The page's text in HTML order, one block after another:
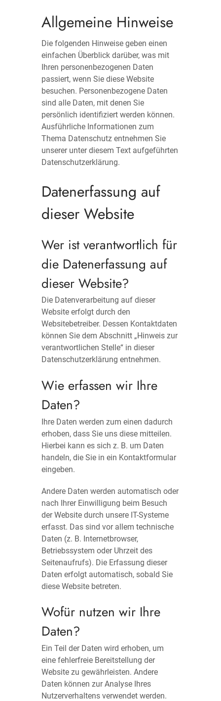
Allgemeine Hinweise
Die folgenden Hinweise geben einen
einfachen Überblick darüber, was mit
Ihren personenbezogenen Daten
passiert, wenn Sie diese Website
besuchen. Personenbezogene Daten
sind alle Daten, mit denen Sie
persönlich identifiziert werden können.
Ausführliche Informationen zum
Thema Datenschutz entnehmen Sie
unserer unter diesem Text aufgeführten
Datenschutzerklärung.
Datenerfassung auf
dieser Website
Wer ist verantwortlich für
die Datenerfassung auf
dieser Website?
Die Datenverarbeitung auf dieser
Website erfolgt durch den
Websitebetreiber. Dessen Kontaktdaten
können Sie dem Abschnitt „Hinweis zur
verantwortlichen Stelle“ in dieser
Datenschutzerklärung entnehmen.
Wie erfassen wir Ihre
Daten?
Ihre Daten werden zum einen dadurch
erhoben, dass Sie uns diese mitteilen.
Hierbei kann es sich z. B. um Daten
handeln, die Sie in ein Kontaktformular
eingeben.
Andere Daten werden automatisch oder
nach Ihrer Einwilligung beim Besuch
der Website durch unsere IT-Systeme
erfasst. Das sind vor allem technische
Daten (z. B. Internetbrowser,
Betriebssystem oder Uhrzeit des
Seitenaufrufs). Die Erfassung dieser
Daten erfolgt automatisch, sobald Sie
diese Website betreten.
Wofür nutzen wir Ihre
Daten?
Ein Teil der Daten wird erhoben, um
eine fehlerfreie Bereitstellung der
Website zu gewährleisten. Andere
Daten können zur Analyse Ihres
Nutzerverhaltens verwendet werden.